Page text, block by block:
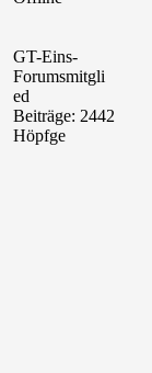
GT-Eins-
Forumsmitgli
ed
Beiträge: 2442
Höpfge